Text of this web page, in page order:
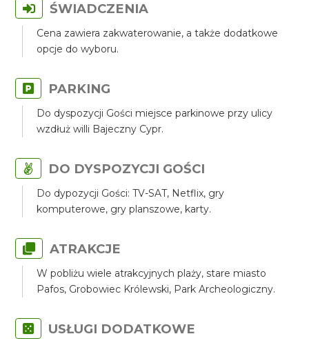
ŚWIADCZENIA
Cena zawiera zakwaterowanie, a także dodatkowe
opcje do wyboru.
PARKING
Do dyspozycji Gości miejsce parkinowe przy ulicy
wzdłuż willi Bajeczny Cypr.
DO DYSPOZYCJI GOŚCI
Do dypozycji Gości: TV-SAT, Netflix, gry
komputerowe, gry planszowe, karty.
ATRAKCJE
W pobliżu wiele atrakcyjnych plaży, stare miasto
Pafos, Grobowiec Królewski, Park Archeologiczny.
USŁUGI DODATKOWE